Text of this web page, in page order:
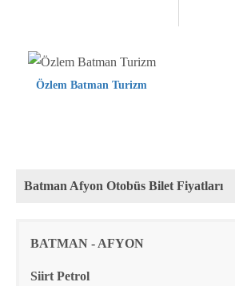
Özlem Batman Turizm
Batman Afyon Otobüs Bilet Fiyatları
Rota Firma Fiyat
BATMAN - AFYON
Siirt Petrol